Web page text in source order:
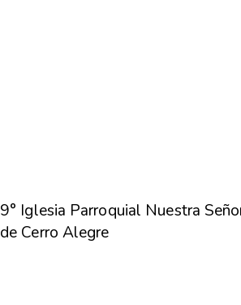
9° Iglesia Parroquial Nuestra
de Cerro Alegre